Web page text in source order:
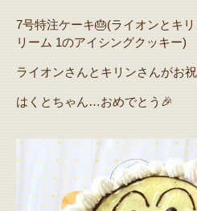
7号特注ケーキ🎂(ライオンとキ
リーム 1のアイシングクッキー)
ライオンさんとキリンさんがお
はくとちゃん…おめでとう🎉